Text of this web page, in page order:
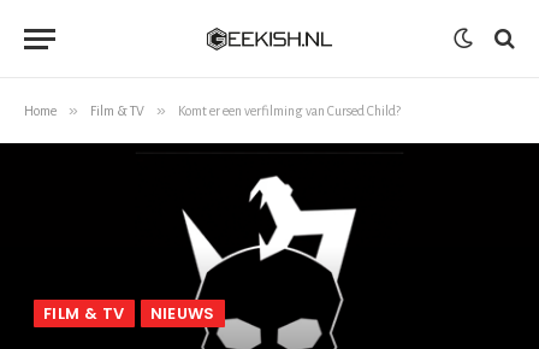
Home » Film & TV » Komt er een verfilming van Cursed Child?
FILM & TV NIEUWS